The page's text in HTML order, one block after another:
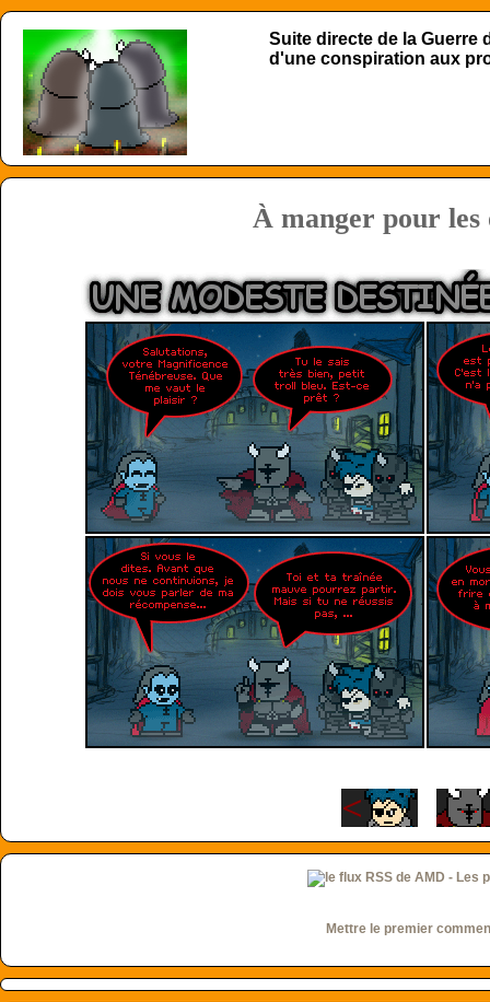
Suite directe de la Guerre
d'une conspiration aux
À manger pour les
Mettre le premier